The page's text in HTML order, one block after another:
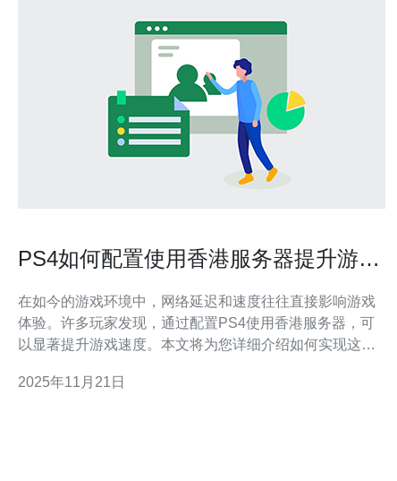
PS4如何配置使用香港服务器提升游戏
在如今的游戏环境中，网络延迟和速度往往直接影响游戏
体验。许多玩家发现，通过配置PS4使用香港服务器，可
以显著提升游戏速度。本文将为您详细介绍如何实现这一
前，您需要确保以下几点： 一个稳定的互联网连接，建议
2025年11月21日